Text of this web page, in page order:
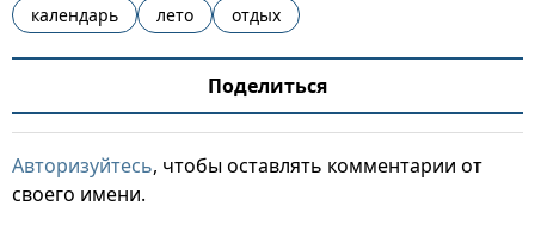
календарь лето отдых
Поделиться
Авторизуйтесь, чтобы оставлять комментарии от
своего имени.